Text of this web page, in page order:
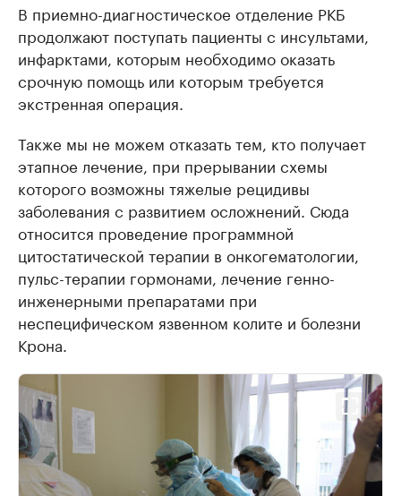
В приемно-диагностическое отделение РКБ
продолжают поступать пациенты с инсультами,
инфарктами, которым необходимо оказать
срочную помощь или которым требуется
экстренная операция.
Также мы не можем отказать тем, кто получает
этапное лечение, при прерывании схемы
которого возможны тяжелые рецидивы
заболевания с развитием осложнений. Сюда
относится проведение программной
цитостатической терапии в онкогематологии,
пульс-терапии гормонами, лечение генно-
инженерными препаратами при
неспецифическом язвенном колите и болезни
Крона.